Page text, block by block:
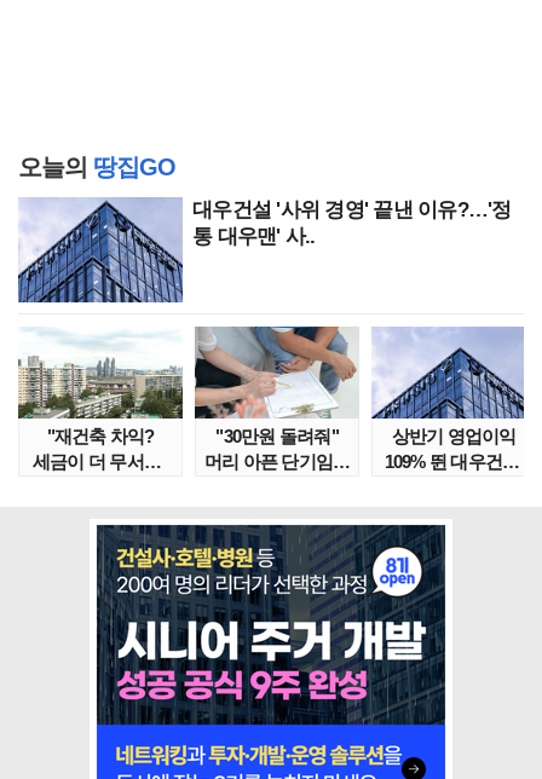
오늘의 땅집GO
대우건설 '사위 경영' 끝낸 이유?…'정
통 대우맨' 사..
"재건축 차익?
세금이 더 무서워"
"30만원 돌려줘"
머리 아픈 단기임대
상반기 영업이익
109% 뛴 대우건설,